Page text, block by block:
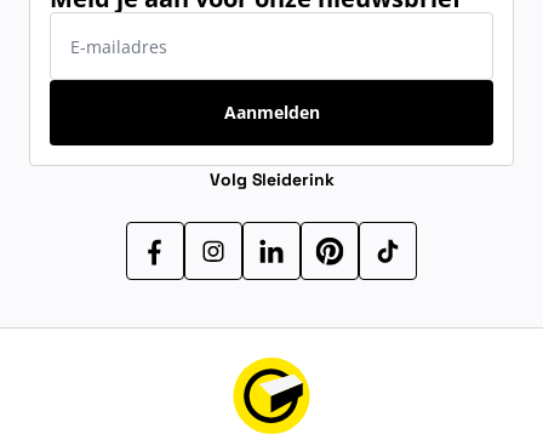
Aanmelden
Volg Sleiderink